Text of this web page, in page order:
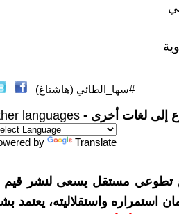
#سها_الطائي (هاشتاغ)
إلى لغات أخرى - languages
by Translate
تطوعي مستقل يسعى لنشر قيم
استمراره واستقلاليته،